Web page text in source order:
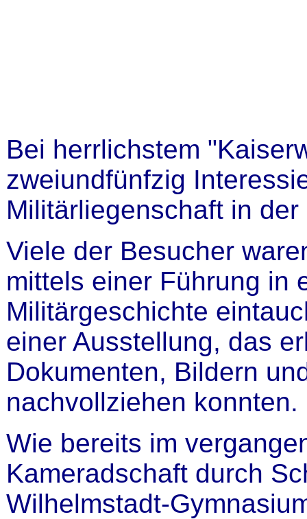
Bei herrlichstem
zweiundfünfzig
Militärliegenschaft in
Viele der Besucher
mittels einer Führung in
Militärgeschichte
einer Ausstellung, das
Dokumenten, Bildern
nachvollziehen konnten.
Wie bereits im
Kameradschaft durch
Wilhelmstadt-